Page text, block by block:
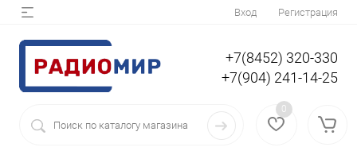
Вход Регистрация
+7(8452) 320-330
+7(904) 241-14-25
0